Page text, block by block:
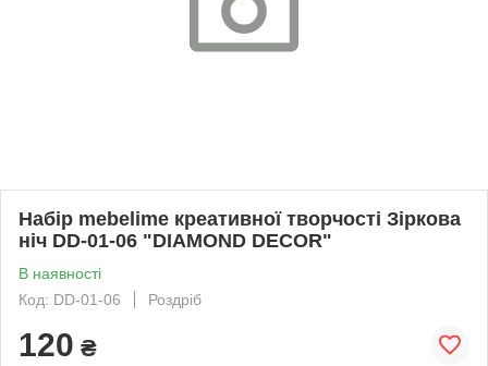
Набір mebelime креативної творчості Зіркова
ніч DD-01-06 "DIAMOND DECOR"
В наявності
Код: DD-01-06
Роздріб
120 ₴